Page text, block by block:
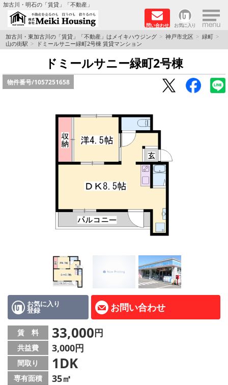
加古川・明石の「賃貸」「不動産」
問い合わせ お気に入り ×
TOPページ
☆メイキハウジングオススメ物件特集☆
都市ガス物件
ファミリー物件
◆新築物件の新設備で快適♪◆
路線·駅から探す
地域から探す
地図から探す
スタッフ紹介
Instagram
店舗情報·アクセス
会社概要
加古川・東加古川の「賃貸」「不動産」はメイキハウジング 神戸市北区
緑町
山の街駅
ドミールサニー緑町2号棟 賃貸マンション
ドミールサニー緑町2号棟
物件番号/1057251658
お気に入り
登録 お問い合わせ
賃 料 33,000円
共益費 3,000円
間取り 1DK
専有面積 35㎡